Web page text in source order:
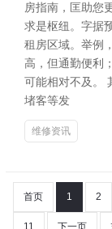
房指南，匡助您
求是枢纽。字据
租房区域。举例
高，但通勤便利
可能相对不及。
堵客等发
维修资讯
首页 1 2
11 下一页